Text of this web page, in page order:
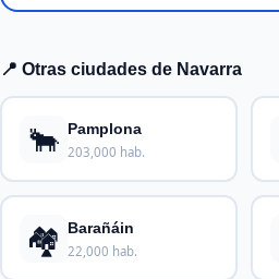
📍 Otras ciudades de Navarra
🐂 Pamplona
203,000 hab.
🏘️ Barañáin
22,000 hab.